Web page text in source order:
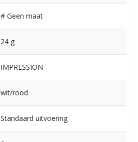
# Geen maat
24 g
IMPRESSION
wit/rood
Standaard uitvoering